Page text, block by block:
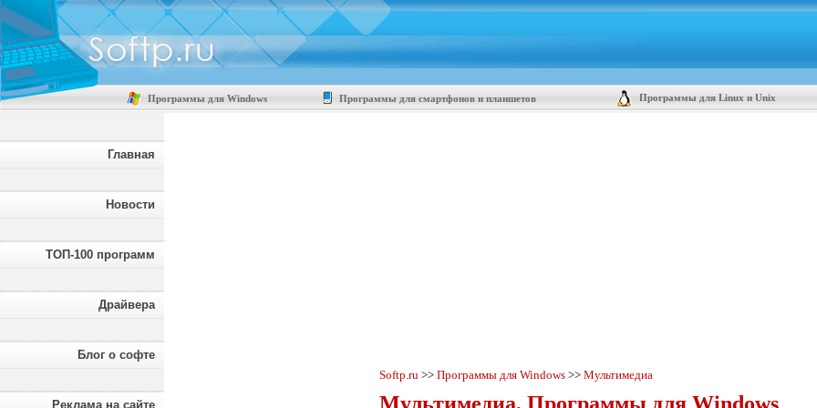
Программы для Windows Программы для смартфонов и планшетов Программы для Linux и Unix
Главная
Новости
ТОП-100 программ
Драйвера
Блог о софте
Реклама на сайте
Softp.ru >> Программы для Windows >> Мультимедиа